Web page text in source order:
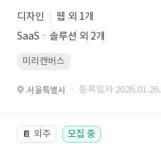
디자인
웹 외 1개
SaaSㆍ솔루션 외 2개
미리캔버스
서울특별시 · 등록일자 2026.01.26.
📔 외주 모집 중